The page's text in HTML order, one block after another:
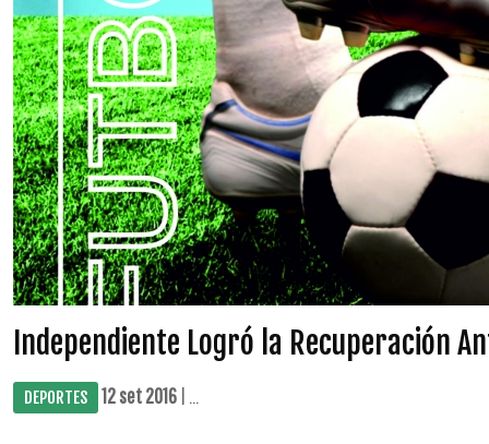
Independiente Logró la Recuperación
DEPORTES 12 set 2016 | ...